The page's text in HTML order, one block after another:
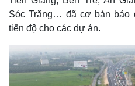
Sóc Trăng… đã cơ bản bảo
tiến độ cho các dự án.